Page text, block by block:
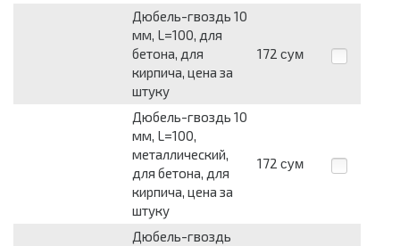
Дюбель-гвоздь 10
мм, L=100, для
бетона, для
кирпича, цена за
штуку
172 сум
Дюбель-гвоздь 10
мм, L=100,
металлический,
для бетона, для
кирпича, цена за
штуку
172 сум
Дюбель-гвоздь